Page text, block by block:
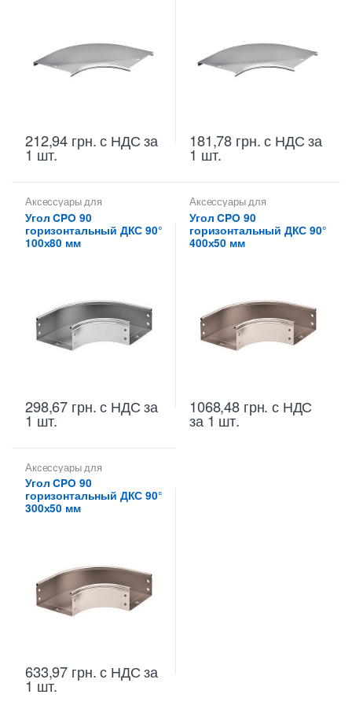
212,94 грн.с НДС за
1 шт.
181,78 грн.с НДС за
1 шт.
Аксессуары для
металлических лотков
для цельных,
перфорированных лотков
Угол CPO 90
горизонтальный ДКС 90°
100х80 мм
298,67 грн.с НДС за
1 шт.
Аксессуары для
металлических лотков
для цельных,
перфорированных лотков
Угол CPO 90
горизонтальный ДКС 90°
400х50 мм
1068,48 грн. с НДС
за 1 шт.
Аксессуары для
металлических лотков
для цельных,
перфорированных лотков
Угол CPO 90
горизонтальный ДКС 90°
300х50 мм
633,97 грн.с НДС за
1 шт.